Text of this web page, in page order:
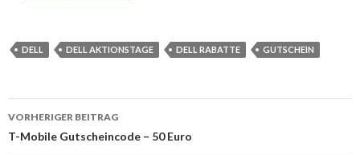
DELL DELL AKTIONSTAGE DELL RABATTE GUTSCHEIN
Beitrags-
VORHERIGER BEITRAG
T-Mobile Gutscheincode – 50 Euro